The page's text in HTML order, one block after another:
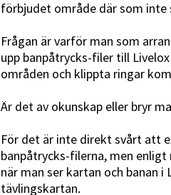
förbjudet område där som inte
Frågan är varför man som
upp banpåtrycks-filer till
områden och klippta ringar
Är det av okunskap eller bryr
För det är inte direkt svårt att
banpåtrycks-filerna, men
när man ser kartan och banan i
tävlingskartan.